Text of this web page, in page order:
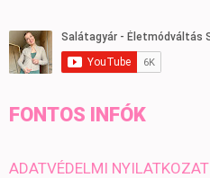
FONTOS INFÓK
ADATVÉDELMI NYILATKOZAT